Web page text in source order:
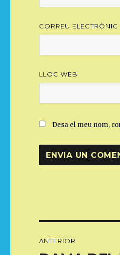
CORREU ELECTRÒNIC
LLOC WEB
Desa el meu nom,
ANTERIOR